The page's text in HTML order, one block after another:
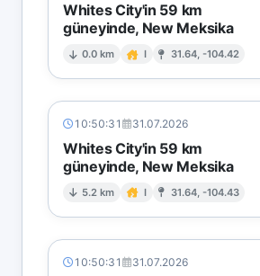
Whites City'in 59 km
güneyinde, New Meksika
0.0 km I 31.64, -104.42
10:50:31 31.07.2026
Whites City'in 59 km
güneyinde, New Meksika
5.2 km I 31.64, -104.43
10:50:31 31.07.2026